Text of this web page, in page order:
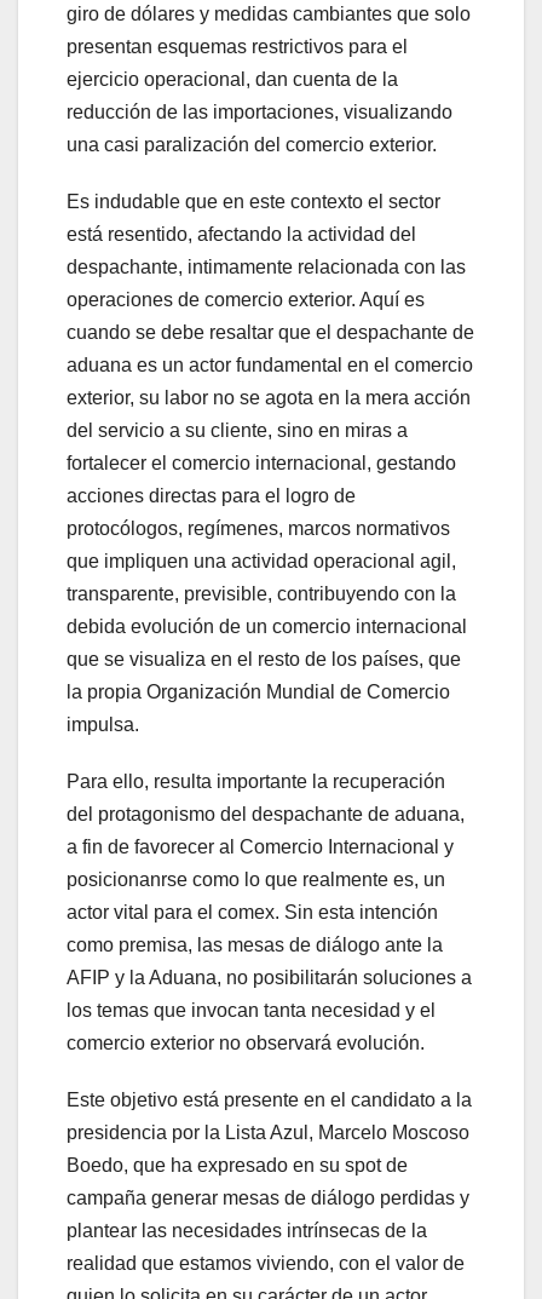
giro de dólares y medidas cambiantes que solo
presentan esquemas restrictivos para el
ejercicio operacional, dan cuenta de la
reducción de las importaciones, visualizando
una casi paralización del comercio exterior.
Es indudable que en este contexto el sector
está resentido, afectando la actividad del
despachante, intimamente relacionada con las
operaciones de comercio exterior. Aquí es
cuando se debe resaltar que el despachante de
aduana es un actor fundamental en el comercio
exterior, su labor no se agota en la mera acción
del servicio a su cliente, sino en miras a
fortalecer el comercio internacional, gestando
acciones directas para el logro de
protocólogos, regímenes, marcos normativos
que impliquen una actividad operacional agil,
transparente, previsible, contribuyendo con la
debida evolución de un comercio internacional
que se visualiza en el resto de los países, que
la propia Organización Mundial de Comercio
impulsa.
Para ello, resulta importante la recuperación
del protagonismo del despachante de aduana,
a fin de favorecer al Comercio Internacional y
posicionanrse como lo que realmente es, un
actor vital para el comex. Sin esta intención
como premisa, las mesas de diálogo ante la
AFIP y la Aduana, no posibilitarán soluciones a
los temas que invocan tanta necesidad y el
comercio exterior no observará evolución.
Este objetivo está presente en el candidato a la
presidencia por la Lista Azul, Marcelo Moscoso
Boedo, que ha expresado en su spot de
campaña generar mesas de diálogo perdidas y
plantear las necesidades intrínsecas de la
realidad que estamos viviendo, con el valor de